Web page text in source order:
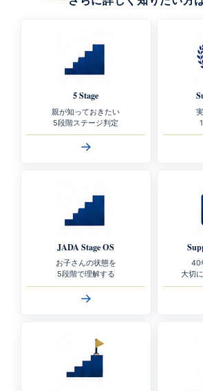
5 Stage
親が知っておきたい
5段階ステージ判定
→
JADA Stage OS
お子さんの状態を
5段階で理解する
→
40
大切